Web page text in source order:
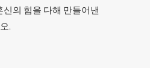
의 힘을 다해 만들어낸
.